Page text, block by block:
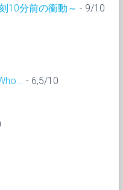
10分前の衝動～ - 9/10
- 6,5/10